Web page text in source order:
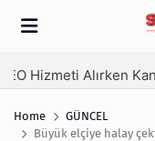
Home
GÜNCEL
Büyük elçiye halay